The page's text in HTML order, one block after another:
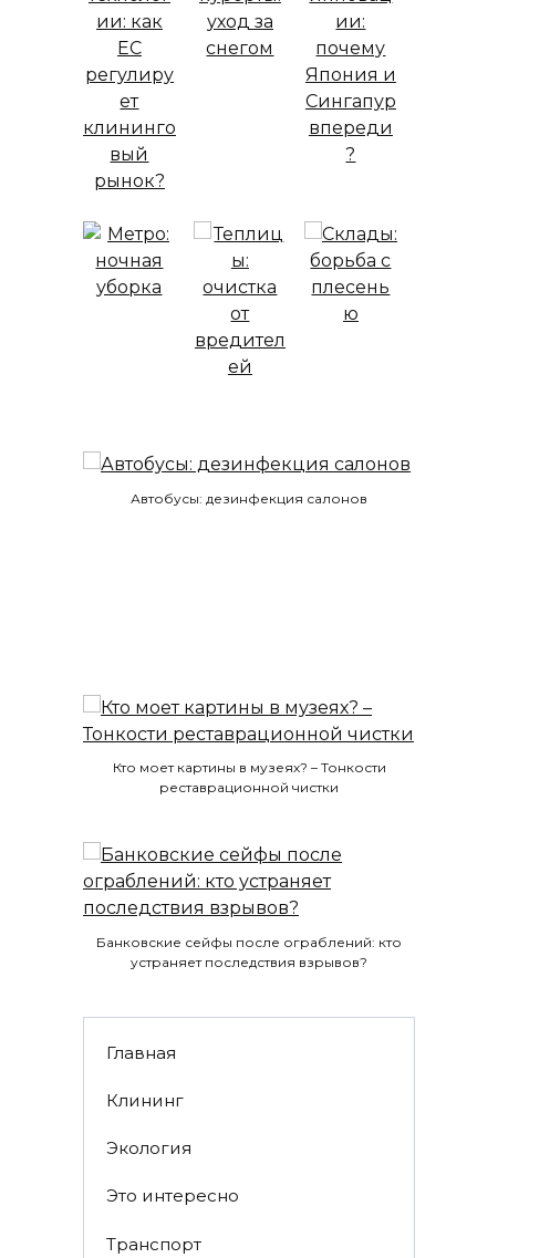
Автобусы: дезинфекция салонов
Кто моет картины в музеях? – Тонкости
реставрационной чистки
Банковские сейфы после ограблений: кто
устраняет последствия взрывов?
Главная
Клининг
Экология
Это интересно
Транспорт